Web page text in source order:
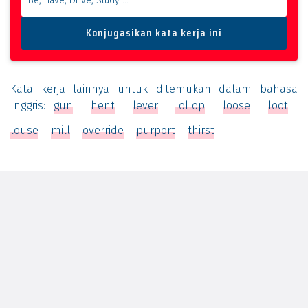
Kata kerja lainnya untuk ditemukan dalam bahasa
Inggris: gun hent lever lollop loose
loot
louse
mill override purport thirst